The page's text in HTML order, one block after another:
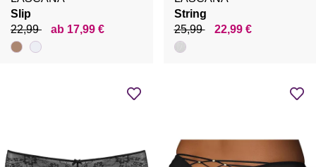
Slip
22,99
ab 17,99 €
String
25,99
22,99 €